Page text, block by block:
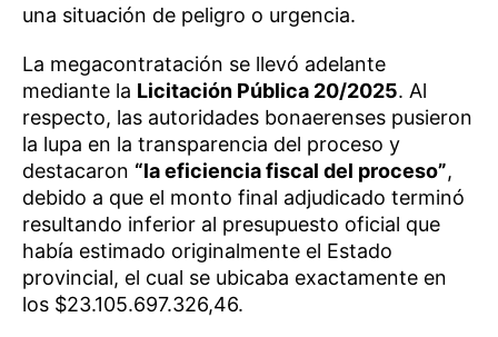
una situación de peligro o urgencia.
La megacontratación se llevó adelante
mediante la Licitación Pública 20/2025. Al
respecto, las autoridades bonaerenses pusieron
la lupa en la transparencia del proceso y
destacaron “la eficiencia fiscal del proceso”,
debido a que el monto final adjudicado terminó
resultando inferior al presupuesto oficial que
había estimado originalmente el Estado
provincial, el cual se ubicaba exactamente en
los $23.105.697.326,46.